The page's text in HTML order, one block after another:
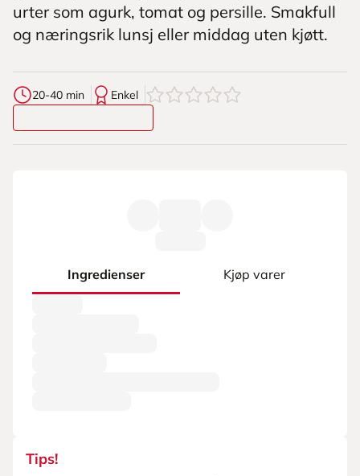
urter som agurk, tomat og persille. Smakfull
og næringsrik lunsj eller middag uten kjøtt.
20-40 min Enkel 0av5stjerner
Ingredienser Kjøp varer
Tips!